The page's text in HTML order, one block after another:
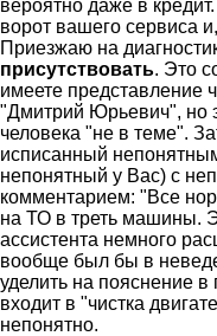
вероятно даже в
ворот вашего сервиса
Приезжаю на
присутствовать. Это
имеете представление
"Дмитрий Юрьевич", но
человека "не в теме".
исписанный
непонятный у Вас) с
комментарием: "Все
на ТО в треть машины.
ассистента немного
вообще был бы в
уделить на пояснение
входит в "чистка
непонятно.